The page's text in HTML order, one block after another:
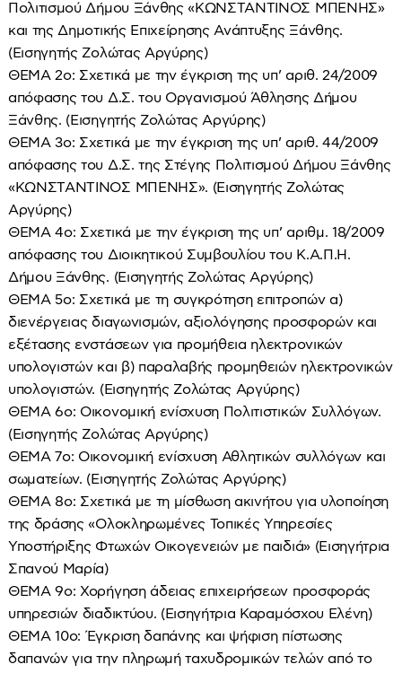
Πολιτισμού Δήμου Ξάνθης «ΚΩΝΣΤΑΝΤΙΝΟΣ ΜΠΕΝΗΣ»
και της Δημοτικής Επιχείρησης Ανάπτυξης Ξάνθης.
(Εισηγητής Ζολώτας Αργύρης)
ΘΕΜΑ 2ο: Σχετικά με την έγκριση της υπ’ αριθ. 24/2009
απόφασης του Δ.Σ. του Οργανισμού Άθλησης Δήμου
Ξάνθης. (Εισηγητής Ζολώτας Αργύρης)
ΘΕΜΑ 3ο: Σχετικά με την έγκριση της υπ’ αριθ. 44/2009
απόφασης του Δ.Σ. της Στέγης Πολιτισμού Δήμου Ξάνθης
«ΚΩΝΣΤΑΝΤΙΝΟΣ ΜΠΕΝΗΣ». (Εισηγητής Ζολώτας
Αργύρης)
ΘΕΜΑ 4ο: Σχετικά με την έγκριση της υπ’ αριθμ. 18/2009
απόφασης του Διοικητικού Συμβουλίου του Κ.Α.Π.Η.
Δήμου Ξάνθης. (Εισηγητής Ζολώτας Αργύρης)
ΘΕΜΑ 5ο: Σχετικά με τη συγκρότηση επιτροπών α)
διενέργειας διαγωνισμών, αξιολόγησης προσφορών και
εξέτασης ενστάσεων για προμήθεια ηλεκτρονικών
υπολογιστών και β) παραλαβής προμηθειών ηλεκτρονικών
υπολογιστών. (Εισηγητής Ζολώτας Αργύρης)
ΘΕΜΑ 6ο: Οικονομική ενίσχυση Πολιτιστικών Συλλόγων.
(Εισηγητής Ζολώτας Αργύρης)
ΘΕΜΑ 7ο: Οικονομική ενίσχυση Αθλητικών συλλόγων και
σωματείων. (Εισηγητής Ζολώτας Αργύρης)
ΘΕΜΑ 8ο: Σχετικά με τη μίσθωση ακινήτου για υλοποίηση
της δράσης «Ολοκληρωμένες Τοπικές Υπηρεσίες
Υποστήριξης Φτωχών Οικογενειών με παιδιά» (Εισηγήτρια
Σπανού Μαρία)
ΘΕΜΑ 9ο: Χορήγηση άδειας επιχειρήσεων προσφοράς
υπηρεσιών διαδικτύου. (Εισηγήτρια Καραμόσχου Ελένη)
ΘΕΜΑ 10ο: Έγκριση δαπάνης και ψήφιση πίστωσης
δαπανών για την πληρωμή ταχυδρομικών τελών από το